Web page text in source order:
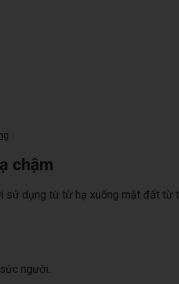
chậm
dụng từ từ hạ xuống mặt đất
người.